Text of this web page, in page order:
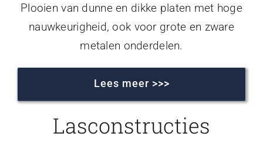
Plooien van dunne en dikke platen met hoge
nauwkeurigheid, ook voor grote en zware
metalen onderdelen.
Lees meer >>>
Lasconstructies